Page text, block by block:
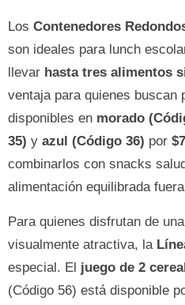
Los Contenedores
son ideales para lunch
llevar hasta tres alimentos
ventaja para quienes buscan
disponibles en morado
35) y azul (Código 36) por
combinarlos con snacks
alimentación equilibrada
Para quienes disfrutan de
visualmente atractiva, la
especial. El juego de 2
(Código 56) está disponible